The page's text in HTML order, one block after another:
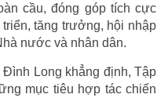
cầu, đóng góp tích cực
tăng trưởng, hội nhập
nước và nhân dân.
Long khẳng định, Tập
mục tiêu hợp tác chiến